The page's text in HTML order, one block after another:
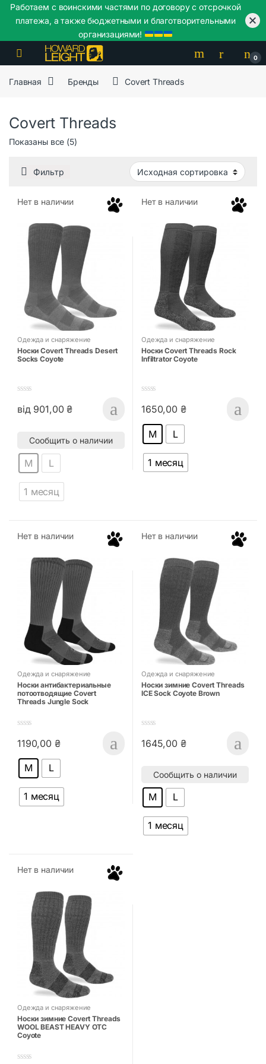
Skip to navigation
Skip to content
0
Главная Бренды Covert Threads
Covert Threads
Показаны все (5)
Фильтр
Нет в наличии
Одежда и снаряжение
Носки Covert Threads Desert
Socks Coyote
o
від 901,00₴
Этот товар имеет несколько вариаций. Опции можно
Сообщить о наличии
M L
1 месяц
Нет в наличии
Одежда и снаряжение
Носки Covert Threads Rock
Infiltrator Coyote
o
t
f
1650,00 ₴
Этот товар имеет несколько
M L
1 месяц
Нет в наличии
Одежда и снаряжение
Носки антибактериальные
потоотводящие Covert
Threads Jungle Sock
o
t
f
1190,00 ₴
Этот товар имеет несколько вариаций. Опции можно
M L
1 месяц
Нет в наличии
Одежда и снаряжение
Носки зимние Covert Threads
ICE Sock Coyote Brown
o
1645,00 ₴
Этот товар имеет несколько
Сообщить о наличии
M L
1 месяц
Нет в наличии
Одежда и снаряжение
Носки зимние Covert Threads
WOOL BEAST HEAVY OTC
Coyote
Работаем с воинскими частями по договору с отсрочкой
платежа, а также бюджетными и благотворительными
организациями!